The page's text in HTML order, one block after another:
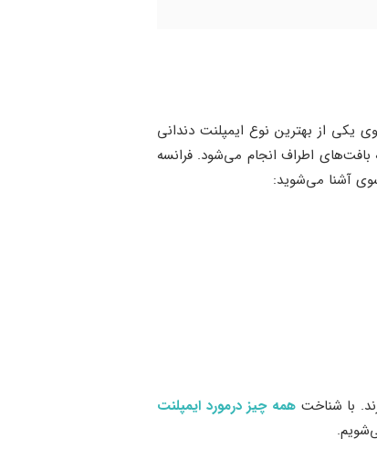
یکی از بهترین نوع ایمپلنت دندانی
اطراف انجام می‌شود. فرانسه
آشنا می‌شوید:
با شناختهمه چیز درمورد ایمپلنت